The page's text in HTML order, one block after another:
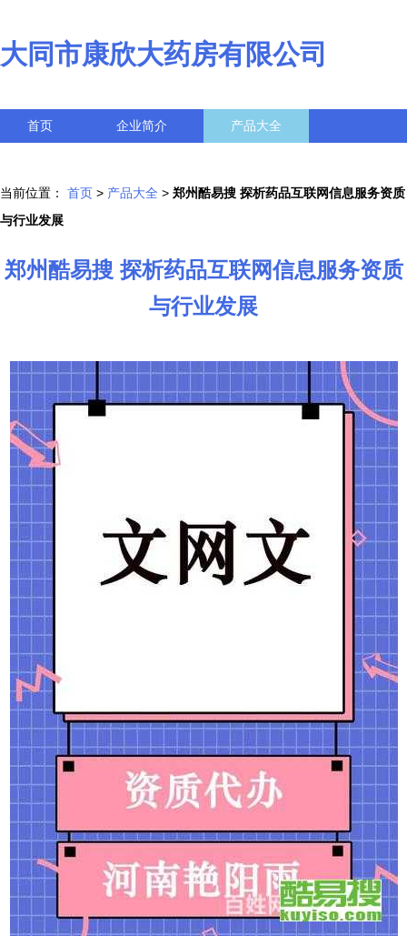
大同市康欣大药房有限公司
首页 企业简介 产品大全
当前位置： 首页 > 产品大全 > 郑州酷易搜 探析药品互联网信息服务资质
与行业发展
郑州酷易搜 探析药品互联网信息服务资质
与行业发展